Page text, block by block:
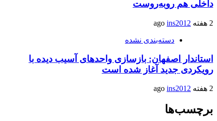
داخلی هم روبه‌روست
2 هفته ago ins2012
دسته‌بندی نشده
استاندار اصفهان: بازسازی واحدهای آسیب دیده با
رویکردی جدید آغاز شده است
2 هفته ago ins2012
برچسب‌ها